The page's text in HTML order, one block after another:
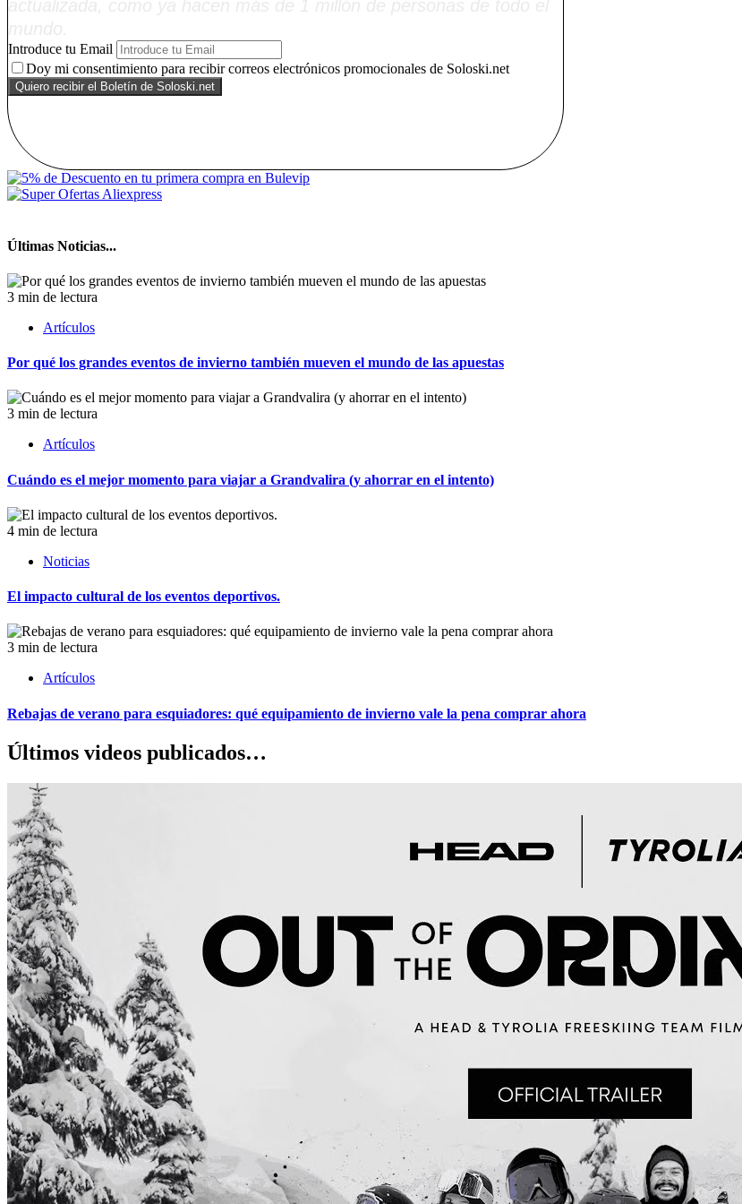
Introduce tu Email
Doy mi consentimiento para recibir correos electrónicos promocionales de Soloski.net
Últimas Noticias...
3 min de lectura
Artículos
Por qué los grandes eventos de invierno también mueven el mundo de las apuestas
3 min de lectura
Artículos
Cuándo es el mejor momento para viajar a Grandvalira (y ahorrar en el intento)
4 min de lectura
Noticias
El impacto cultural de los eventos deportivos.
3 min de lectura
Artículos
Rebajas de verano para esquiadores: qué equipamiento de invierno vale la pena comprar ahora
Últimos videos publicados…